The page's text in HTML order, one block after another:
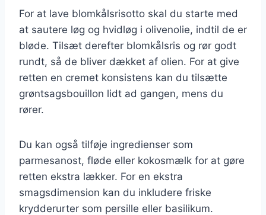
For at lave blomkålsrisotto skal du starte med
at sautere løg og hvidløg i olivenolie, indtil de er
bløde. Tilsæt derefter blomkålsris og rør godt
rundt, så de bliver dækket af olien. For at give
retten en cremet konsistens kan du tilsætte
grøntsagsbouillon lidt ad gangen, mens du
rører.
Du kan også tilføje ingredienser som
parmesanost, fløde eller kokosmælk for at gøre
retten ekstra lækker. For en ekstra
smagsdimension kan du inkludere friske
krydderurter som persille eller basilikum.